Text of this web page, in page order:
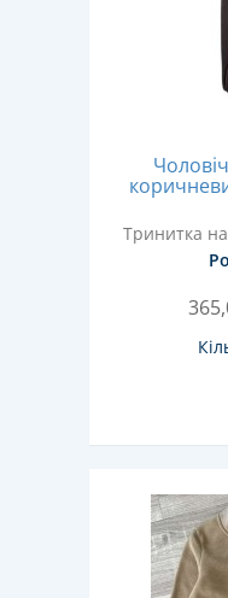
Тринитка